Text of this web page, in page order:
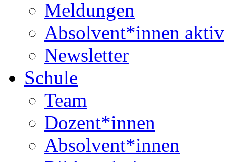
Meldungen
Absolvent*innen aktiv
Newsletter
Schule
Team
Dozent*innen
Absolvent*innen